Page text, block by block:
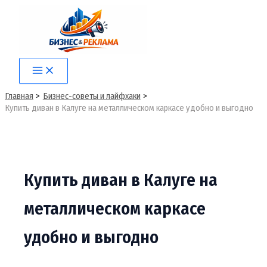
содержимому
Main
Menu
Главная
Бизнес-советы и лайфхаки
Купить диван в Калуге на металлическом каркасе удобно и выгодно
Купить диван в Калуге на
металлическом каркасе
удобно и выгодно